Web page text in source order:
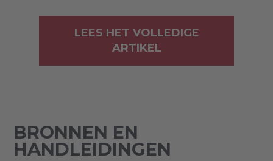
LEES HET VOLLEDIGE
ARTIKEL
BRONNEN EN
HANDLEIDINGEN